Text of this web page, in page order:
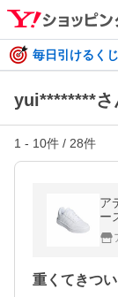
毎日引けるく
yui********さ
1 - 10件 / 28件
ア
ー
イ
重くてきつい